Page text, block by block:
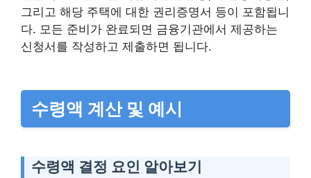
그리고 해당 주택에 대한 권리증명서 등이 포함됩니
다. 모든 준비가 완료되면 금융기관에서 제공하는
신청서를 작성하고 제출하면 됩니다.
수령액 계산 및 예시
수령액 결정 요인 알아보기